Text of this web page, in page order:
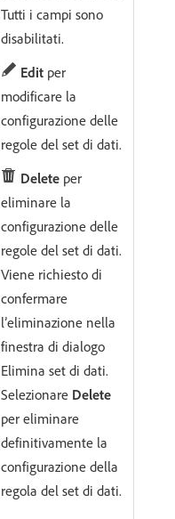
Tutti i campi sono
disabilitati.
Edit per
modificare la
configurazione delle
regole del set di dati.
Delete per
eliminare la
configurazione delle
regole del set di dati.
Viene richiesto di
confermare
l’eliminazione nella
finestra di dialogo
Elimina set di dati.
Selezionare Delete
per eliminare
definitivamente la
configurazione della
regola del set di dati.